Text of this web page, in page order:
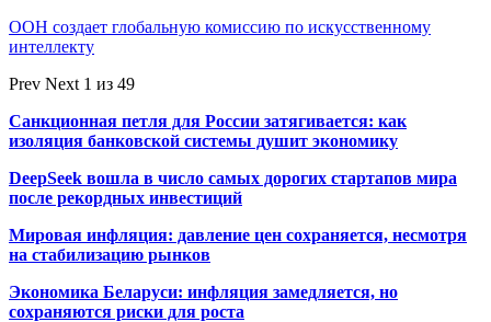
ООН создает глобальную комиссию по искусственному
интеллекту
Prev Next 1 из 49
Санкционная петля для России затягивается: как
изоляция банковской системы душит экономику
DeepSeek вошла в число самых дорогих стартапов мира
после рекордных инвестиций
Мировая инфляция: давление цен сохраняется, несмотря
на стабилизацию рынков
Экономика Беларуси: инфляция замедляется, но
сохраняются риски для роста